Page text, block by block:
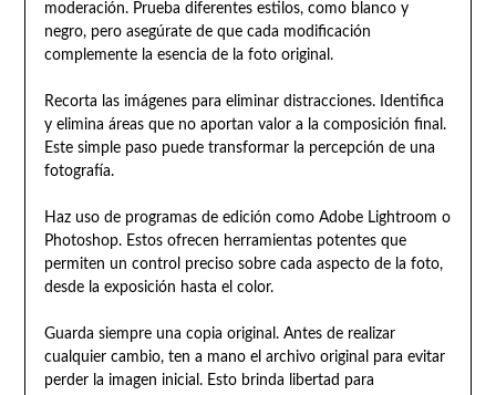
moderación. Prueba diferentes estilos, como blanco y
negro, pero asegúrate de que cada modificación
complemente la esencia de la foto original.
Recorta las imágenes para eliminar distracciones. Identifica
y elimina áreas que no aportan valor a la composición final.
Este simple paso puede transformar la percepción de una
fotografía.
Haz uso de programas de edición como Adobe Lightroom o
Photoshop. Estos ofrecen herramientas potentes que
permiten un control preciso sobre cada aspecto de la foto,
desde la exposición hasta el color.
Guarda siempre una copia original. Antes de realizar
cualquier cambio, ten a mano el archivo original para evitar
perder la imagen inicial. Esto brinda libertad para